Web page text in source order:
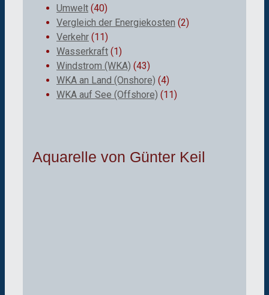
Umwelt (40)
Vergleich der Energiekosten (2)
Verkehr (11)
Wasserkraft (1)
Windstrom (WKA) (43)
WKA an Land (Onshore) (4)
WKA auf See (Offshore) (11)
Aquarelle von Günter Keil